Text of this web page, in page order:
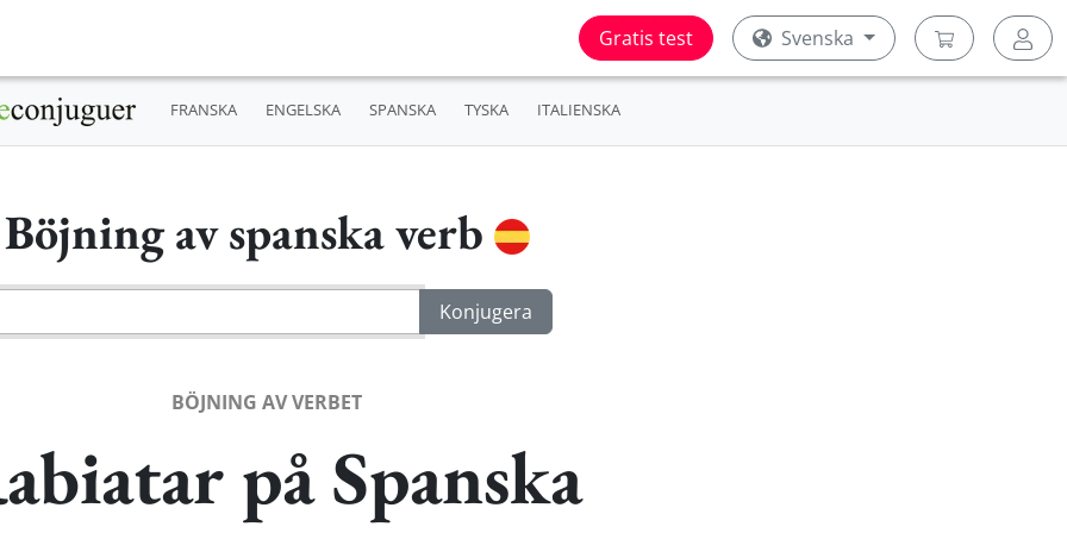
Gratis test Svenska
FRANSKA ENGELSKA SPANSKA TYSKA ITALIENSKA
Böjning av spanska verb
BÖJNING AV VERBET
på Spanska